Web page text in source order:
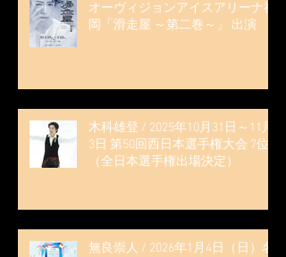
オーヴィジョンアイスアリーナ福
岡「滑走屋 ～第二巻～」 出演
木科雄登 / 2025年10月31日～11月
3日 第50回西日本選手権大会 7位
（全日本選手権出場決定）
無良崇人 / 2026年1月4日（日）名